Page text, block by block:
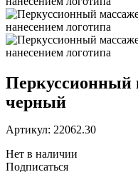
Перкусcионный
черный
Артикул: 22062.30
Нет в наличии
Подписаться